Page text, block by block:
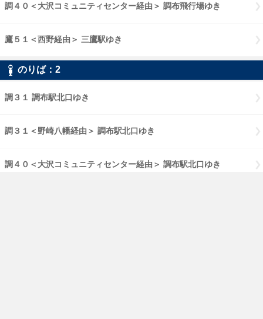
調４０＜大沢コミュニティセンター経由＞ 調布飛行場ゆき
鷹５１＜西野経由＞ 三鷹駅ゆき
のりば：2
調３１ 調布駅北口ゆき
調３１＜野崎八幡経由＞ 調布駅北口ゆき
調４０＜大沢コミュニティセンター経由＞ 調布駅北口ゆき